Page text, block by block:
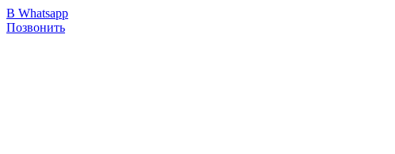
В Whatsapp
Позвонить